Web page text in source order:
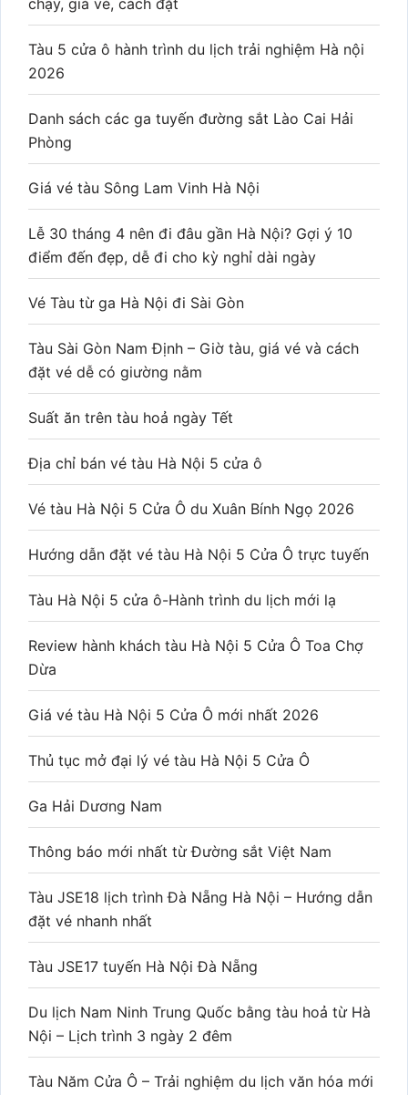
chạy, giá vé, cách đặt
Tàu 5 cửa ô hành trình du lịch trải nghiệm Hà nội
2026
Danh sách các ga tuyến đường sắt Lào Cai Hải
Phòng
Giá vé tàu Sông Lam Vinh Hà Nội
Lễ 30 tháng 4 nên đi đâu gần Hà Nội? Gợi ý 10
điểm đến đẹp, dễ đi cho kỳ nghỉ dài ngày
Vé Tàu từ ga Hà Nội đi Sài Gòn
Tàu Sài Gòn Nam Định – Giờ tàu, giá vé và cách
đặt vé dễ có giường nằm
Suất ăn trên tàu hoả ngày Tết
Địa chỉ bán vé tàu Hà Nội 5 cửa ô
Vé tàu Hà Nội 5 Cửa Ô du Xuân Bính Ngọ 2026
Hướng dẫn đặt vé tàu Hà Nội 5 Cửa Ô trực tuyến
Tàu Hà Nội 5 cửa ô-Hành trình du lịch mới lạ
Review hành khách tàu Hà Nội 5 Cửa Ô Toa Chợ
Dừa
Giá vé tàu Hà Nội 5 Cửa Ô mới nhất 2026
Thủ tục mở đại lý vé tàu Hà Nội 5 Cửa Ô
Ga Hải Dương Nam
Thông báo mới nhất từ Đường sắt Việt Nam
Tàu JSE18 lịch trình Đà Nẵng Hà Nội – Hướng dẫn
đặt vé nhanh nhất
Tàu JSE17 tuyến Hà Nội Đà Nẵng
Du lịch Nam Ninh Trung Quốc bằng tàu hoả từ Hà
Nội – Lịch trình 3 ngày 2 đêm
Tàu Năm Cửa Ô – Trải nghiệm du lịch văn hóa mới